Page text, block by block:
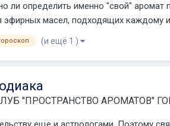
ли определить именно "свой"
масел, подходящих каждому
(и ещё 1 )
"ПРОСТРАНСТВО АРОМАТОВ"